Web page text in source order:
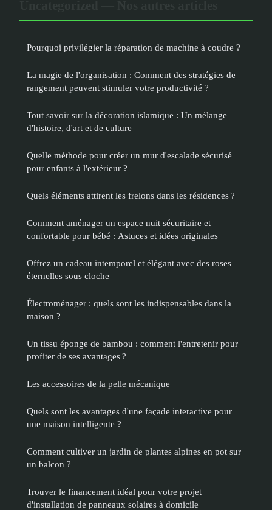
Pourquoi privilégier la réparation de machine à coudre ?
La magie de l'organisation : Comment des stratégies de
rangement peuvent stimuler votre productivité ?
Tout savoir sur la décoration islamique : Un mélange
d'histoire, d'art et de culture
Quelle méthode pour créer un mur d'escalade sécurisé
pour enfants à l'extérieur ?
Quels éléments attirent les frelons dans les résidences ?
Comment aménager un espace nuit sécuritaire et
confortable pour bébé : Astuces et idées originales
Offrez un cadeau intemporel et élégant avec des roses
éternelles sous cloche
Électroménager : quels sont les indispensables dans la
maison ?
Un tissu éponge de bambou : comment l'entretenir pour
profiter de ses avantages ?
Les accessoires de la pelle mécanique
Quels sont les avantages d'une façade interactive pour
une maison intelligente ?
Comment cultiver un jardin de plantes alpines en pot sur
un balcon ?
Trouver le financement idéal pour votre projet
d'installation de panneaux solaires à domicile